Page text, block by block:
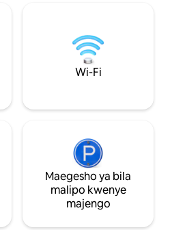
vyote ni
Wi-Fi
Maegesho ya bila
malipo kwenye
majengo